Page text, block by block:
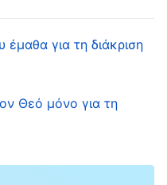
κάνεις ό,τι
και να με
κάνεις τη ζωή
είναι το
να με
για τη διάκριση
Θεό μόνο για τη